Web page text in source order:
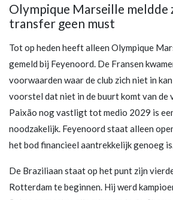
Olympique Marseille meldde
transfer geen must
Tot op heden heeft alleen Olympique
gemeld bij Feyenoord. De Fransen
voorwaarden waar de club zich niet in
voorstel dat niet in de buurt komt van de
Paixão nog vastligt tot medio 2029 is
noodzakelijk. Feyenoord staat alleen
het bod financieel aantrekkelijk genoeg
De Braziliaan staat op het punt zijn
Rotterdam te beginnen. Hij werd